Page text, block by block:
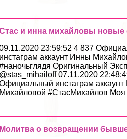
Стас и инна михайловы новые
09.11.2020 23:59:52 4 837
инстаграм аккаунт Инны
#наночьглядя Оригинальный
@stas_mihailoff 07.11.2020
Официальный инстаграм
Михайловой #СтасМихайлов Моя
Молитва о возвращении